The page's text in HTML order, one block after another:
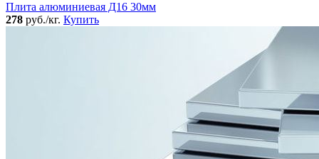
Плита алюминиевая Д16 30мм
278 руб./кг. Купить